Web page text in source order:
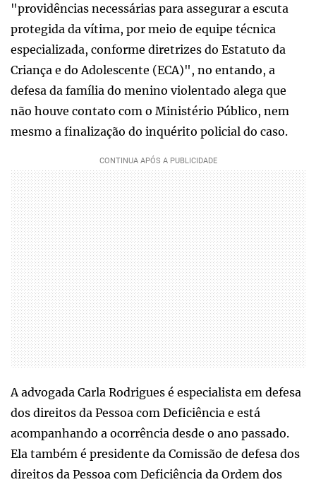
"providências necessárias para assegurar a escuta
protegida da vítima, por meio de equipe técnica
especializada, conforme diretrizes do Estatuto da
Criança e do Adolescente (ECA)", no entando, a
defesa da família do menino violentado alega que
não houve contato com o Ministério Público, nem
mesmo a finalização do inquérito policial do caso.
A advogada Carla Rodrigues é especialista em defesa
dos direitos da Pessoa com Deficiência e está
acompanhando a ocorrência desde o ano passado.
Ela também é presidente da Comissão de defesa dos
direitos da Pessoa com Deficiência da Ordem dos